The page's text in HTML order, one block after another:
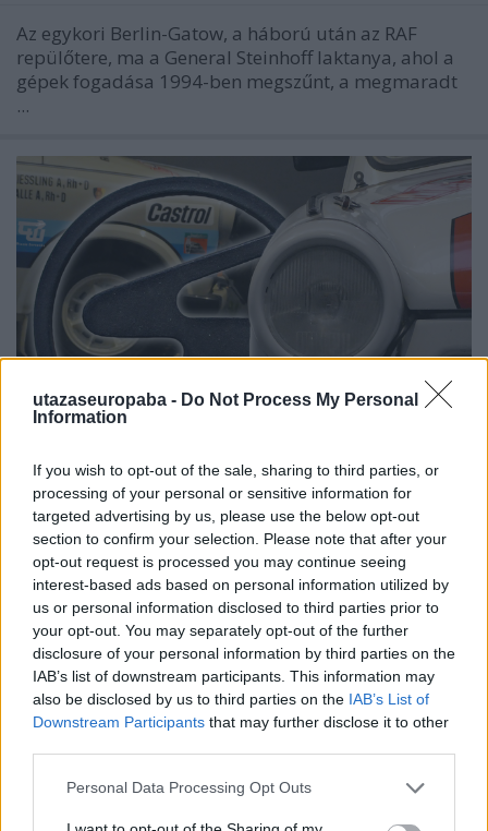
utazaseuropaba - Do Not Process My Personal
Information
If you wish to opt-out of the sale, sharing to third parties, or
processing of your personal or sensitive information for
targeted advertising by us, please use the below opt-out
section to confirm your selection. Please note that after your
opt-out request is processed you may continue seeing
interest-based ads based on personal information utilized by
us or personal information disclosed to third parties prior to
your opt-out. You may separately opt-out of the further
disclosure of your personal information by third parties on the
IAB’s list of downstream participants. This information may
also be disclosed by us to third parties on the IAB’s List of
Downstream Participants that may further disclose it to other
Please note that this website/app uses one or more Google
Personal Data Processing Opt Outs
Az egykori Berlin-Gatow, a háború után az RAF
repülőtere, ma a General Steinhoff laktanya, ahol a
gépek fogadása 1994-ben megszűnt, a megmaradt
...
Honecker bosszúja
Papírjaguár
Publikus Team•2025. augusztus 06.
Az ’50-es években az NDK minisztertanácsa utasítást
adott egy standard kisautó megvalósítására,
miszerint műanyag karosszériával készüljön, ...